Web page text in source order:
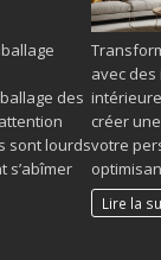
des
sont lourds
s’abîmer
avec
créer
votre
Lire la